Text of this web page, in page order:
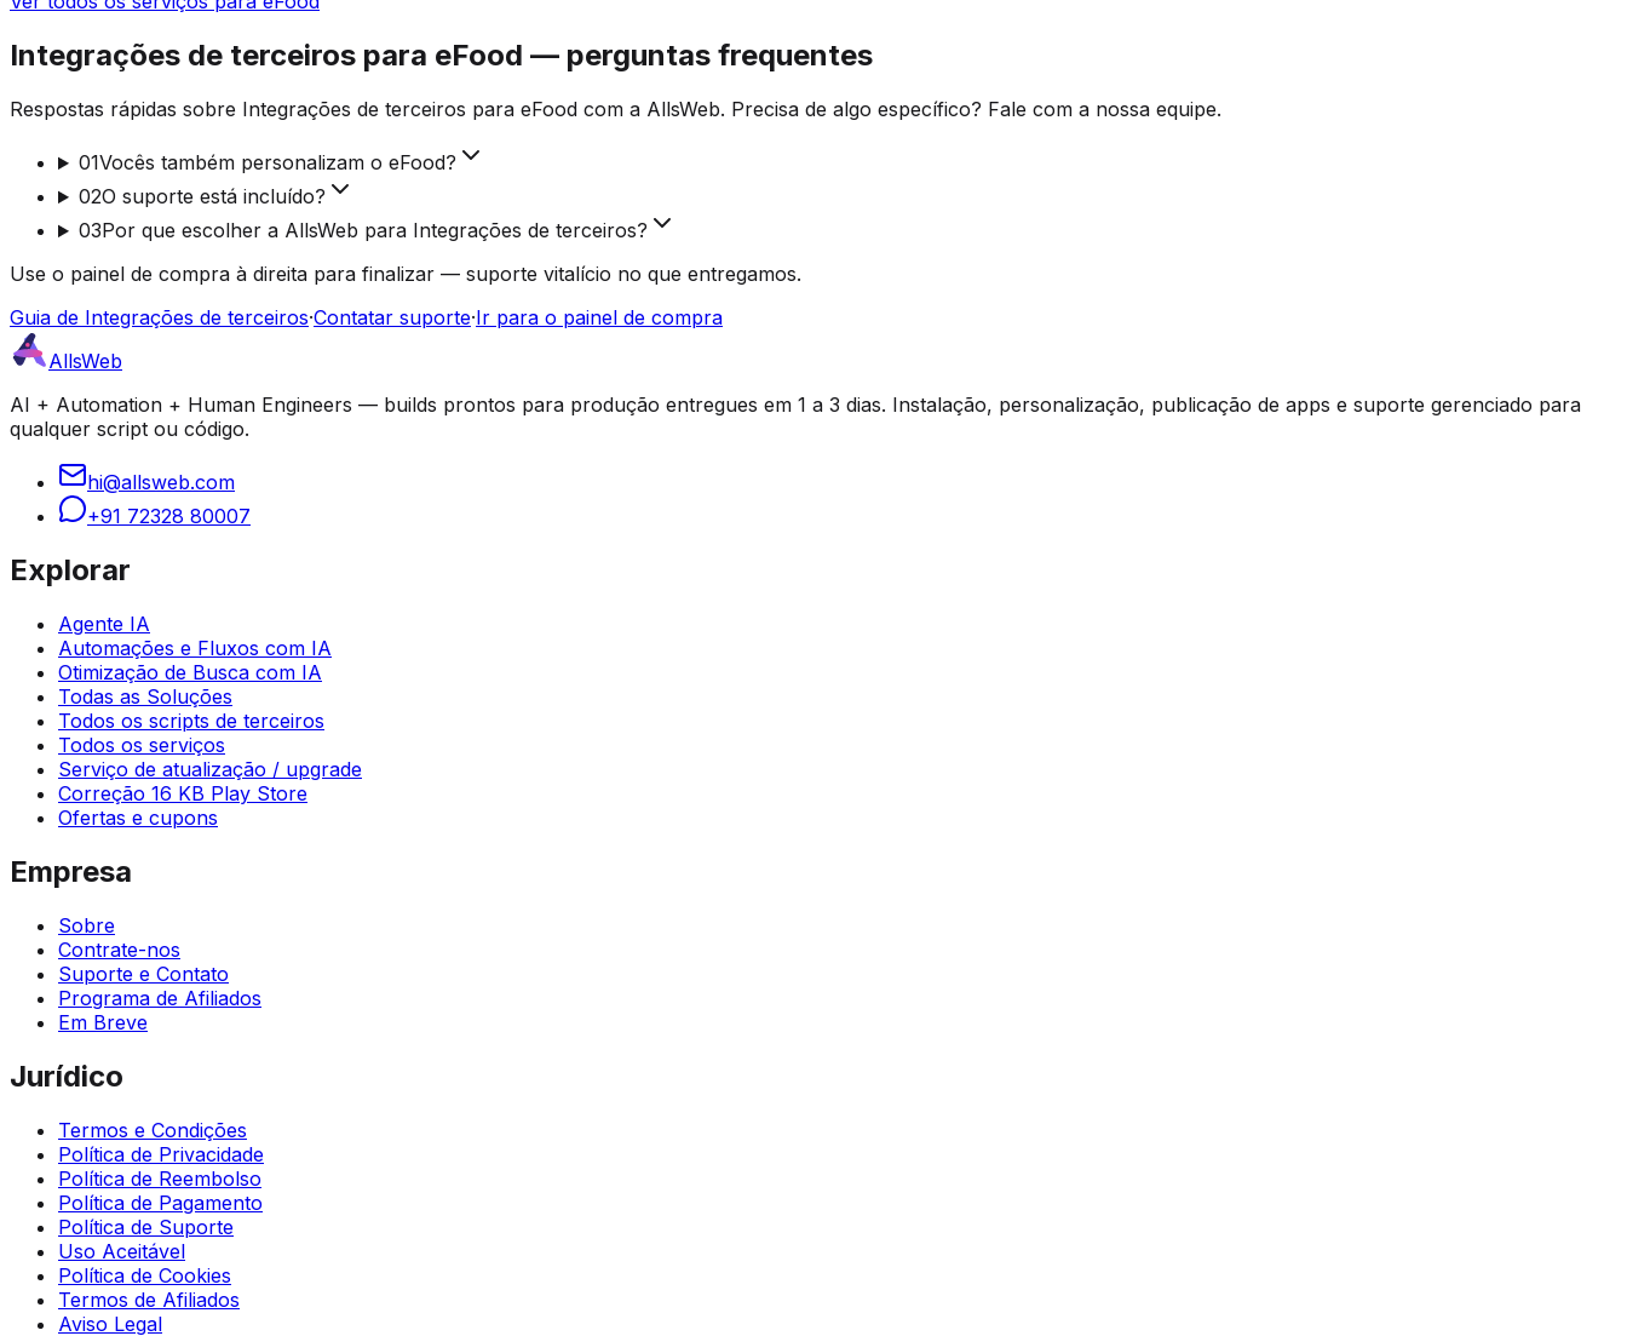
Integrações de terceiros para eFood — perguntas frequentes
Respostas rápidas sobre Integrações de terceiros para eFood com a AllsWeb. Precisa de algo específico? Fale com a nossa equipe.
01Vocês também personalizam o eFood?
02O suporte está incluído?
03Por que escolher a AllsWeb para Integrações de terceiros?
Use o painel de compra à direita para finalizar — suporte vitalício no que entregamos.
Guia de Integrações de terceiros·Contatar suporte·Ir para o painel de compra
AllsWeb
AI + Automation + Human Engineers — builds prontos para produção entregues em 1 a 3 dias. Instalação, personalização, publicação de apps e suporte gerenciado para
qualquer script ou código.
hi@allsweb.com
+91 72328 80007
Explorar
Agente IA
Automações e Fluxos com IA
Otimização de Busca com IA
Todas as Soluções
Todos os scripts de terceiros
Todos os serviços
Serviço de atualização / upgrade
Correção 16 KB Play Store
Ofertas e cupons
Empresa
Sobre
Contrate-nos
Suporte e Contato
Programa de Afiliados
Em Breve
Jurídico
Termos e Condições
Política de Privacidade
Política de Reembolso
Política de Pagamento
Política de Suporte
Uso Aceitável
Política de Cookies
Termos de Afiliados
Aviso Legal